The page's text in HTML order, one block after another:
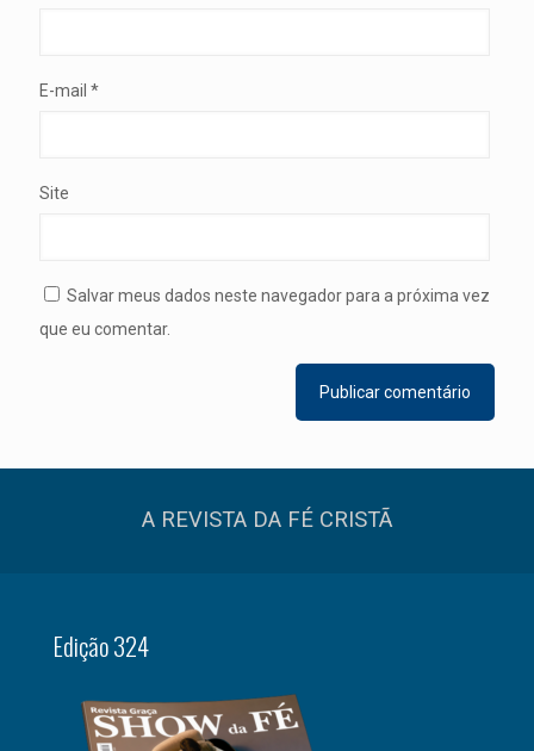
E-mail *
Site
Salvar meus dados neste navegador para a próxima vez
que eu comentar.
A REVISTA DA FÉ CRISTÃ
Edição 324